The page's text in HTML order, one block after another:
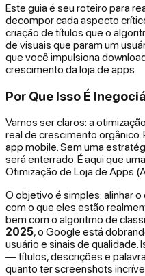
Este guia é seu roteiro para
decompor cada aspecto
criação de títulos que o
de visuais que param um
que você impulsiona
crescimento da loja de apps.
Por Que Isso É
Vamos ser claros: a
real de crescimento orgânico.
app mobile. Sem uma
será enterrado. É aqui que
Otimização de Loja de Apps
O objetivo é simples: alinhar
com o que eles estão
bem com o algoritmo de
2025, o Google está
usuário e sinais de
— títulos, descrições e
quanto ter screenshots